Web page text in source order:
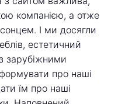
компанією, а отже
І ми досягли
естетичний
зарубіжними
про наші
їм про наші